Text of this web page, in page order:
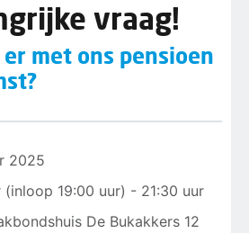
vraag!
met ons pensioen
2025
(inloop 19:00 uur) - 21:30 uur
De Bukakkers 12